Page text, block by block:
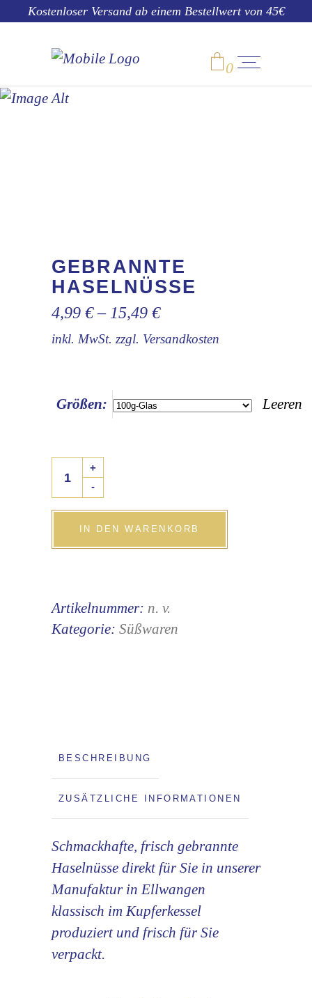
Kostenloser Versand ab einem Bestellwert von 45€
0
GEBRANNTE
HASELNÜSSE
4,99 €– 15,49 €
inkl. MwSt. zzgl. Versandkosten
Größen: Leeren
Gebrannte
Haselnüsse
quantity
-
+
IN DEN WARENKORB
Artikelnummer: n. v.
Kategorie: Süßwaren
BESCHREIBUNG
ZUSÄTZLICHE INFORMATIONEN
Schmackhafte, frisch gebrannte
Haselnüsse direkt für Sie in unserer
Manufaktur in Ellwangen
klassisch im Kupferkessel
produziert und frisch für Sie
verpackt.